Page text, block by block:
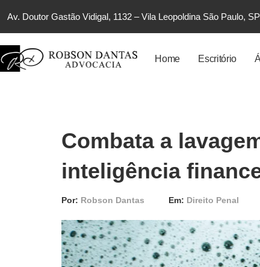
Av. Doutor Gastão Vidigal, 1132 – Vila Leopoldina São Paulo, SP
Home Escritório
Combata a
inteligência
Por: Robson Dantas Em: Direito Penal